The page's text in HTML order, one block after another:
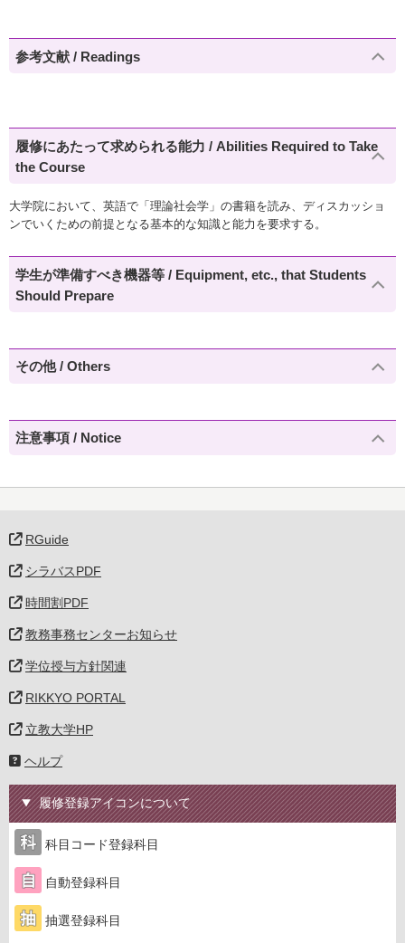
参考文献 / Readings
履修にあたって求められる能力 / Abilities Required to Take
the Course
大学院において、英語で「理論社会学」の書籍を読み、ディスカッショ
ンでいくための前提となる基本的な知識と能力を要求する。
学生が準備すべき機器等 / Equipment, etc., that Students
Should Prepare
その他 / Others
注意事項 / Notice
RGuide
シラバスPDF
時間割PDF
教務事務センターお知らせ
学位授与方針関連
RIKKYO PORTAL
立教大学HP
ヘルプ
履修登録アイコンについて
科目コード登録科目
自動登録科目
抽選登録科目